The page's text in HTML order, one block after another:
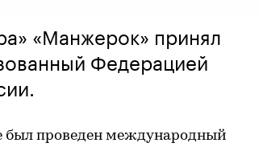
«Манжерок» принял
Федерацией
был проведен международный